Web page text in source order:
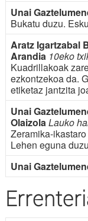
Unai
Bukatu duzu.
Aratz Igartzabal
Arandia 10eko
Kuadrillakoak
ezkontzekoa da.
etiketaz jantzita
Unai
OlaizolaLauko
Zeramika-
Lehen eguna
Unai